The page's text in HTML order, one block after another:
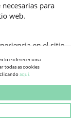
para
web.
en el sitio
de producto
a mejorar aún
enviarle
e oferecer uma
todas as cookies
aqui.